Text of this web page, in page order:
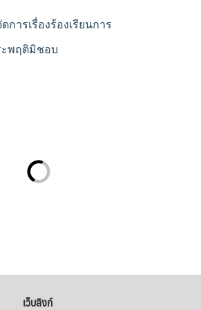
การเรื่องร้องเรียนการ
พฤติมิชอบ
เว็บลิงก์